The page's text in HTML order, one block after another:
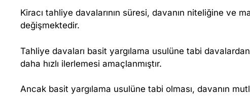
Kiracı tahliye davalarının süresi, davanın niteliğine ve
değişmektedir.
Tahliye davaları basit yargılama usulüne tabi
daha hızlı ilerlemesi amaçlanmıştır.
Ancak basit yargılama usulüne tabi olması, davanın